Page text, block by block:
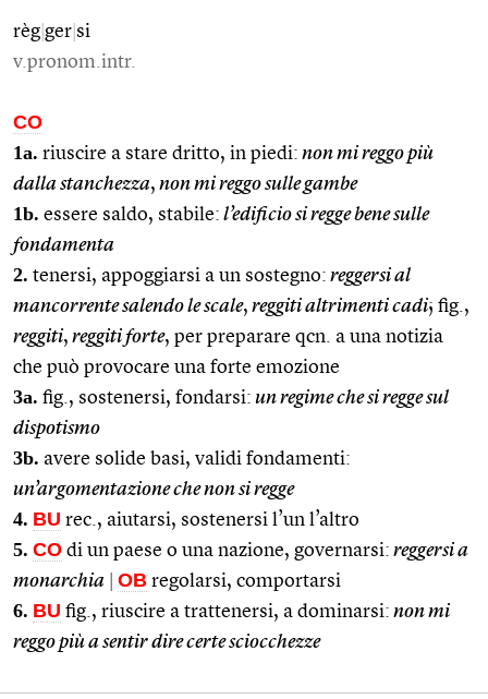
règ ger si
v.pronom.intr.
CO
1a. riuscire a stare dritto, in piedi: non mi reggo più
dalla stanchezza, non mi reggo sulle gambe
1b. essere saldo, stabile: l’edificio si regge bene sulle
fondamenta
2. tenersi, appoggiarsi a un sostegno: reggersi al
mancorrente salendo le scale, reggiti altrimenti cadi; fig.,
reggiti, reggiti forte, per preparare qcn. a una notizia
che può provocare una forte emozione
3a. fig., sostenersi, fondarsi: un regime che si regge sul
dispotismo
3b. avere solide basi, validi fondamenti:
un’argomentazione che non si regge
4. BU rec., aiutarsi, sostenersi l’un l’altro
5. CO di un paese o una nazione, governarsi: reggersi a
monarchia
OB regolarsi, comportarsi
6. BU fig., riuscire a trattenersi, a dominarsi: non mi
reggo più a sentir dire certe sciocchezze